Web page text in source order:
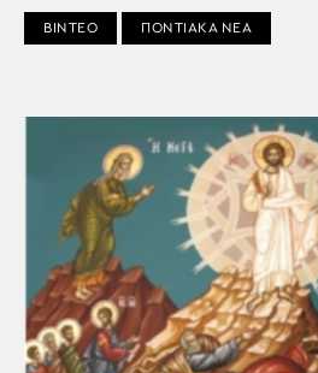
ΒΙΝΤΕΟ ΠΟΝΤΙΑΚΑ ΝΕΑ